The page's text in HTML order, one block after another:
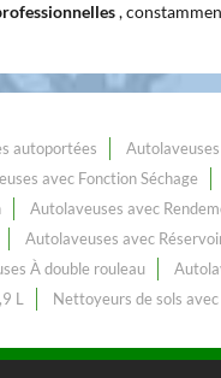
,
autoportées
avec Fonction Séchage
Autolaveuses avec
Autolaveuses avec
À double rouleau
L
Nettoyeurs de sols